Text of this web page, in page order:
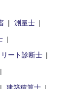
測量士
ート診断士